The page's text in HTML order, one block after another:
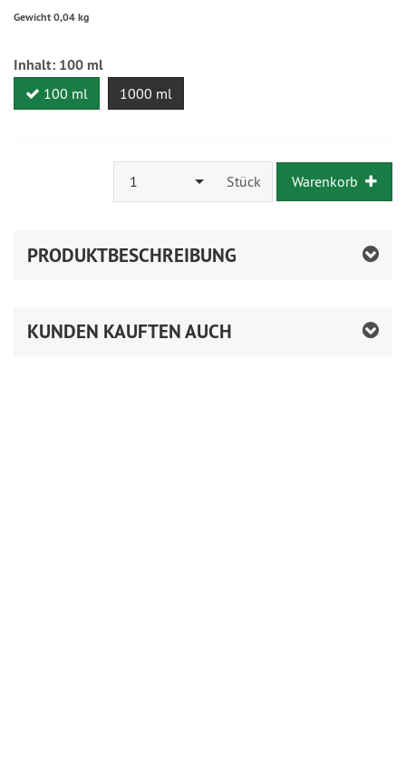
Gewicht 0,04 kg
Inhalt: 100 ml
100 ml 1000 ml
1 Stück Warenkorb
PRODUKTBESCHREIBUNG
KUNDEN KAUFTEN AUCH